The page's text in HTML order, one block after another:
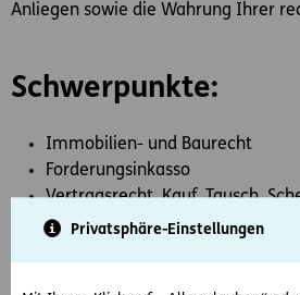
Privatsphäre-Einstellungen
Anliegen sowie die Wahrung Ihrer
Schwerpunkte:
Immobilien- und Baurecht
Forderungsinkasso
Vertragsrecht, Kauf, Tausch,
Erbrecht, Verlassenschaften und